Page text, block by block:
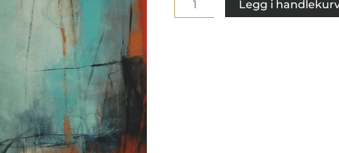
antall
Legg i